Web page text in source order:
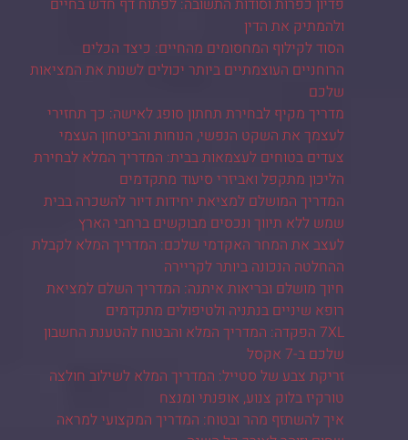
ולהמתיק את הדין
הסוד לקילוף המחסומים מהחיים: כיצד הכלים
הרוחניים העוצמתיים ביותר יכולים לשנות את המציאות
שלכם
מדריך מקיף לבחירת תחתון סופג לאישה: כך תחזירי
לעצמך את השקט הנפשי, הנוחות והביטחון העצמי
צעדים בטוחים לעצמאות בבית: המדריך המלא לבחירת
הליכון מתקפל ואביזרי סיעוד מתקדמים
המדריך המושלם למציאת יחידות דיור להשכרה בבית
שמש ללא תיווך ונכסים מבוקשים ברחבי הארץ
לעצב את המחר האקדמי שלכם: המדריך המלא לקבלת
ההחלטה הנכונה ביותר לקריירה
חיוך מושלם ובריאות איתנה: המדריך השלם למציאת
רופא שיניים בנתניה ולטיפולים מתקדמים
7XL הפקדה: המדריך המלא והבטוח להטענת החשבון
שלכם ב-7 אקסל
זריקת צבע של סטייל: המדריך המלא לשילוב חולצה
טורקיז בלוק צנוע, אופנתי ומנצח
איך להשתזף מהר ובטוח: המדריך המקצועי למראה